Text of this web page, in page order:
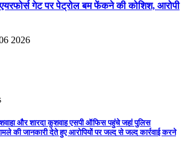
एयरफोर्स गेट पर पेट्रोल बम फेंकने की कोशिश, आरोपी
2026
और शारदा कुशवाह एसपी ऑफिस पहुंचे जहां पुलिस
की जानकारी देते हुए आरोपियों पर जल्द से जल्द कार्रवाई करने